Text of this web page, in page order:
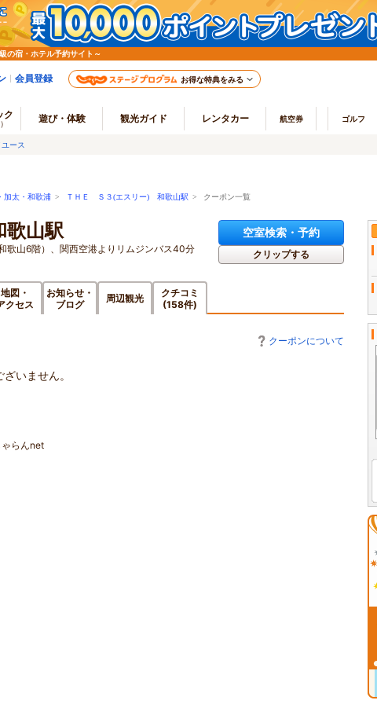
の宿・ホテル予約サイト～
会員登録 お得な特典をみる
ク 遊び・体験 観光ガイド レンタカー 航空券 ゴルフ
ース
加太・和歌浦 > ＴＨＥ Ｓ３(エスリー) 和歌山駅 > クーポン一覧
山駅
歌山6階）、関西空港よりリムジンバス40分
空室検索・予約
クリップする
地図・
クセス
お知らせ・
ブログ
周辺観光
クチコミ
(158件)
クーポンについて
いません。
らんnet